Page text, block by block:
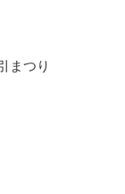
まつり